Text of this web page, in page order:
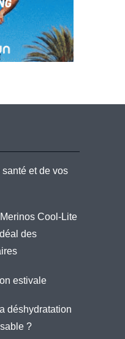
santé et de vos
Cool-Lite
des
estivale
déshydratation
?